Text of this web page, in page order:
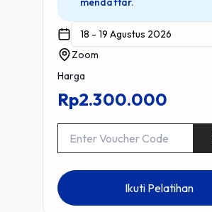
18 - 19 Agustus 2026
Zoom
Harga
Rp2.300.000
Ikuti Pelatihan